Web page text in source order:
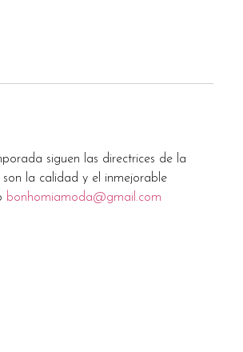
siguen las directrices de la
la calidad y el inmejorable
bonhomiamoda@gmail.com